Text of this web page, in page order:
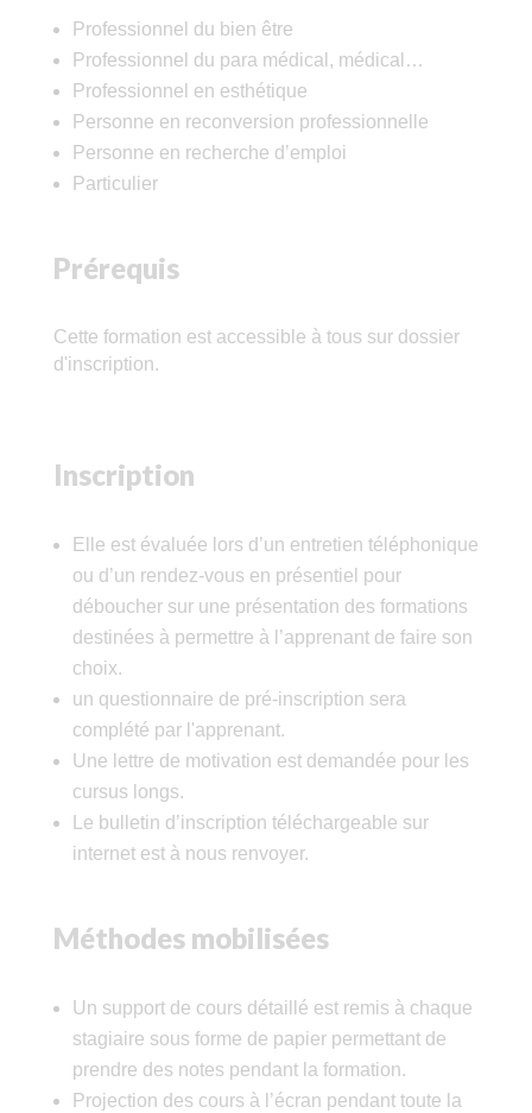
Professionnel du bien être
Professionnel du para médical, médical…
Professionnel en esthétique
Personne en reconversion professionnelle
Personne en recherche d’emploi
Particulier
Prérequis
Cette formation est accessible à tous sur dossier
d'inscription.
Inscription
Elle est évaluée lors d’un entretien téléphonique
ou d’un rendez-vous en présentiel pour
déboucher sur une présentation des formations
destinées à permettre à l’apprenant de faire son
choix.
un questionnaire de pré-inscription sera
complété par l'apprenant.
Une lettre de motivation est demandée pour les
cursus longs.
Le bulletin d’inscription téléchargeable sur
internet est à nous renvoyer.
Méthodes mobilisées
Un support de cours détaillé est remis à chaque
stagiaire sous forme de papier permettant de
prendre des notes pendant la formation.
Projection des cours à l’écran pendant toute la